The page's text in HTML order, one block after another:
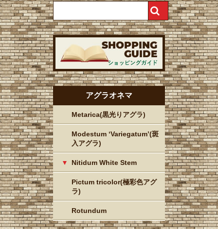
アグラオネマ
Metarica(黒光りアグラ)
Modestum ‘Variegatum’(斑
入アグラ)
Nitidum White Stem
Pictum tricolor(極彩色アグ
ラ)
Rotundum